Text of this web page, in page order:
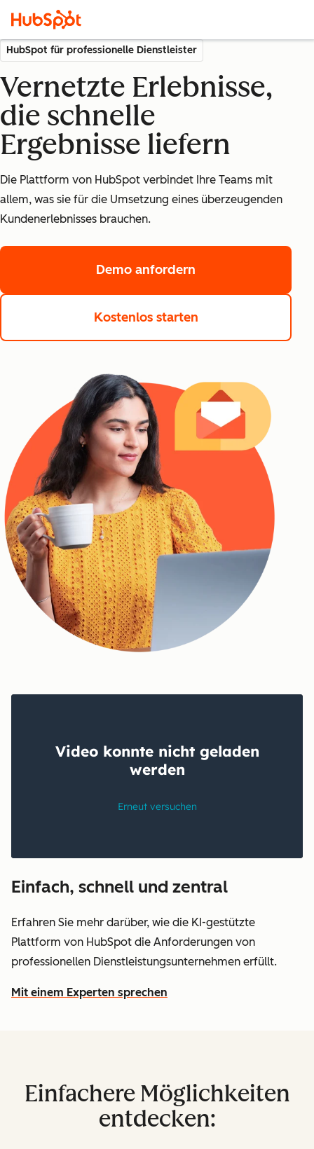
HubSpot für professionelle Dienstleister
Vernetzte Erlebnisse,
die schnelle
Ergebnisse liefern
Die Plattform von HubSpot verbindet Ihre Teams mit
allem, was sie für die Umsetzung eines überzeugenden
Kundenerlebnisses brauchen.
Demo anfordern
Kostenlos starten
Einfach, schnell und zentral
Erfahren Sie mehr darüber, wie die KI-gestützte
Plattform von HubSpot die Anforderungen von
professionellen Dienstleistungsunternehmen erfüllt.
Mit einem Experten sprechen
Einfachere Möglichkeiten
entdecken: